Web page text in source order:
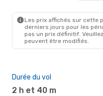
Les prix affichés sur cette
derniers jours pour les
pas un prix définitif.
peuvent être modifiés.
Durée du vol
2 h et 40 m